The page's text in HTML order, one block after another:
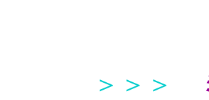
＞＞＞